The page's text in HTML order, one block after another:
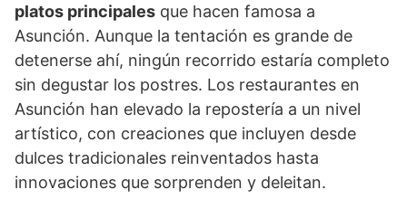
platos principales que hacen famosa a
Asunción. Aunque la tentación es grande de
detenerse ahí, ningún recorrido estaría completo
sin degustar los postres. Los restaurantes en
Asunción han elevado la repostería a un nivel
artístico, con creaciones que incluyen desde
dulces tradicionales reinventados hasta
innovaciones que sorprenden y deleitan.